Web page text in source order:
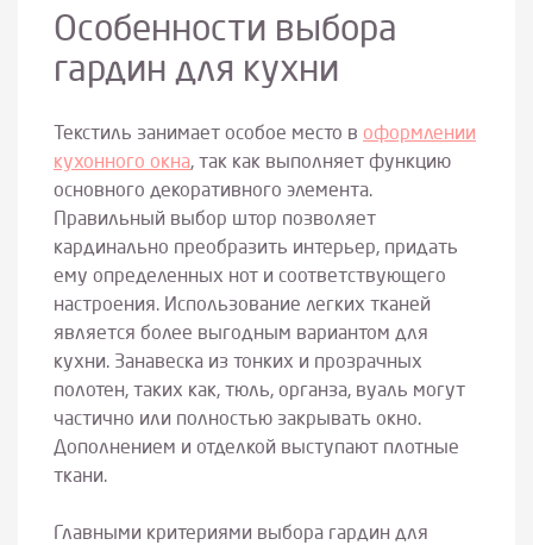
Особенности выбора
гардин для кухни
Текстиль занимает особое место в оформлении
кухонного окна, так как выполняет функцию
основного декоративного элемента.
Правильный выбор штор позволяет
кардинально преобразить интерьер, придать
ему определенных нот и соответствующего
настроения. Использование легких тканей
является более выгодным вариантом для
кухни. Занавеска из тонких и прозрачных
полотен, таких как, тюль, органза, вуаль могут
частично или полностью закрывать окно.
Дополнением и отделкой выступают плотные
ткани.
Главными критериями выбора гардин для